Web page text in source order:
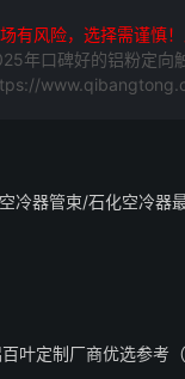
有风险，选择需谨慎
年口碑好的铝粉定向
冷器管束/石化空冷器
叶定制厂商优选参考